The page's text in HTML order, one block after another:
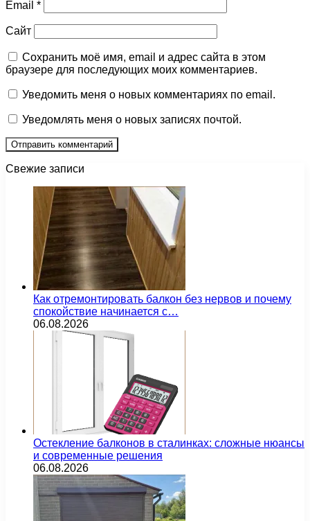
Email *
Сайт
Сохранить моё имя, email и адрес сайта в этом
браузере для последующих моих комментариев.
Уведомить меня о новых комментариях по email.
Уведомлять меня о новых записях почтой.
Свежие записи
Как отремонтировать балкон без нервов и почему
спокойствие начинается с…
06.08.2026
Остекление балконов в сталинках: сложные нюансы
и современные решения
06.08.2026